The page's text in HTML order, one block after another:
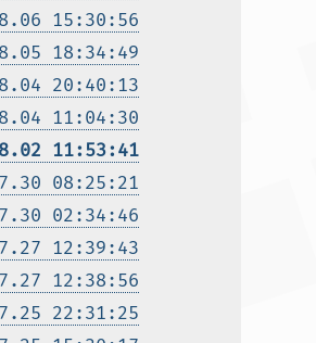
15:30:56
18:34:49
20:40:13
11:04:30
11:53:41
08:25:21
02:34:46
12:39:43
12:38:56
22:31:25